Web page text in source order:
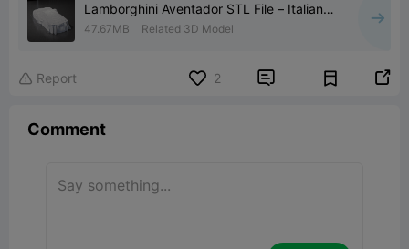
Lamborghini Aventador STL File – Italian
Supercar Reveal 3D
47.67MB Related 3D Model
 Report 2  
Comment